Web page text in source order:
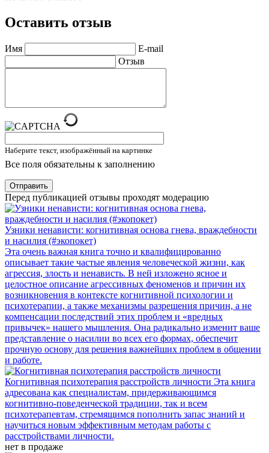
Оставить отзыв
Имя
E-mail
Отзыв
Наберите текст, изображённый на картинке
Все поля обязательны к заполнению
Отправить
Перед публикацией отзывы проходят модерацию
Узники ненависти: когнитивная основа гнева, враждебности
и насилия (#экопокет)
Эта очень важная книга точно и квалифицированно
описывает такие частые явления человеческой жизни, как
агрессия, злость и ненависть. В ней изложено ясное и
целостное описание агрессивных феноменов и причин их
возникновения в контексте когнитивной психологии и
психотерапии, а также механизмы разрешения причин, а не
компенсации последствий этих проблем и «вредных
привычек» нашего мышления. Она радикально изменит ваше
представление о насилии во всех его формах, обеспечит
прочную основу для решения важнейших проблем в общении
и работе.
Когнитивная психотерапия расстройств личности Эта книга
адресована как специалистам, придерживающимся
когнитивно-поведенческой традиции, так и всем
психотерапевтам, стремящимся пополнить запас знаний и
научиться новым эффективным методам работы с
расстройствами личности.
нет в продаже